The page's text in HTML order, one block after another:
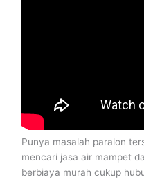
Punya masalah paralon
mencari jasa air mampet
berbiaya murah cukup